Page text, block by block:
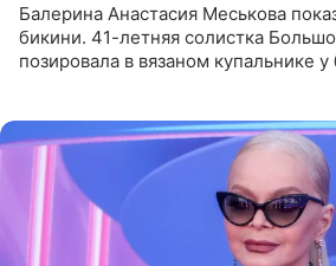
Балерина Анастасия Меськова
бикини. 41-летняя солистка
позировала в вязаном купальнике у